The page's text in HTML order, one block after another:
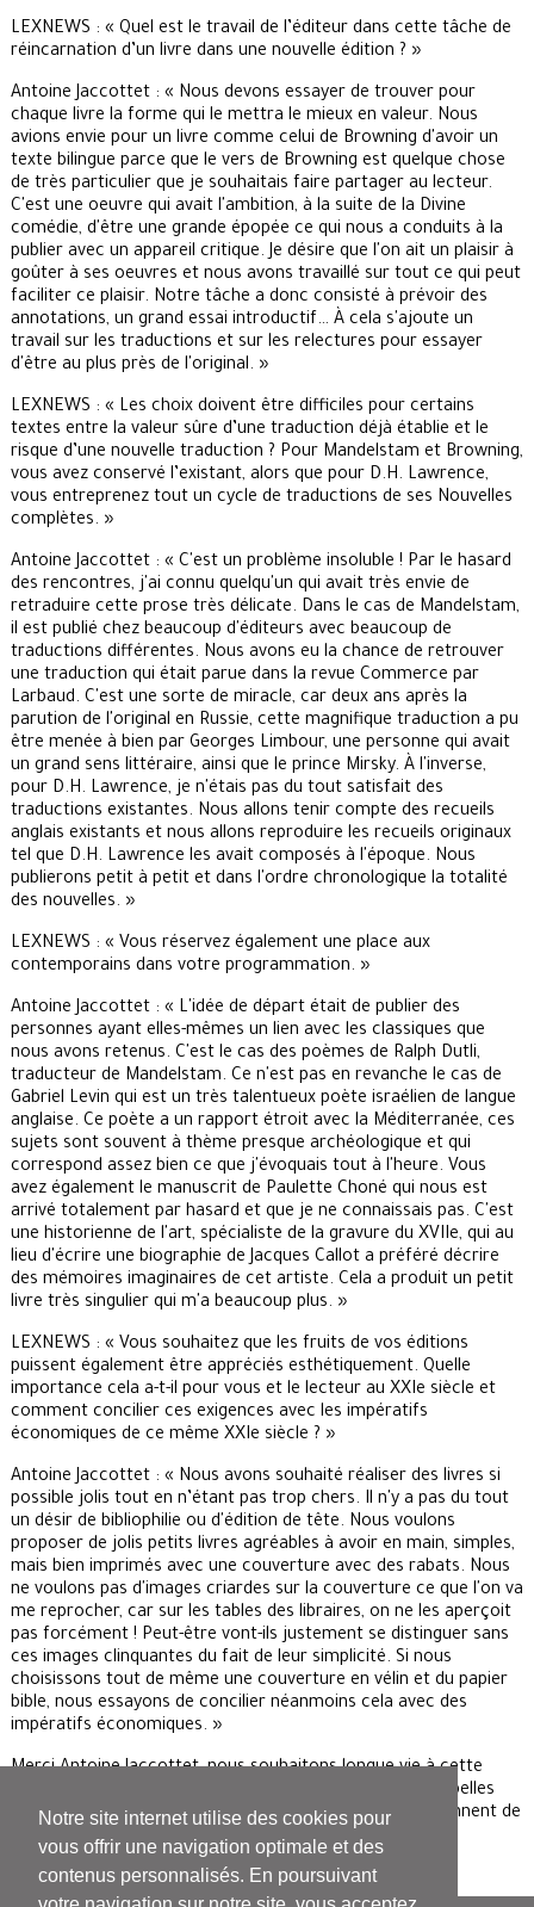
Notre site internet utilise des cookies pour
vous offrir une navigation optimale et des
contenus personnalisés. En poursuivant
LEXNEWS : « Quel est le travail de l’éditeur dans cette tâche de
réincarnation d’un livre dans une nouvelle édition ? »
Antoine Jaccottet : « Nous devons essayer de trouver pour
chaque livre la forme qui le mettra le mieux en valeur. Nous
avions envie pour un livre comme celui de Browning d'avoir un
texte bilingue parce que le vers de Browning est quelque chose
de très particulier que je souhaitais faire partager au lecteur.
C'est une oeuvre qui avait l'ambition, à la suite de la Divine
comédie, d'être une grande épopée ce qui nous a conduits à la
publier avec un appareil critique. Je désire que l'on ait un plaisir à
goûter à ses oeuvres et nous avons travaillé sur tout ce qui peut
faciliter ce plaisir. Notre tâche a donc consisté à prévoir des
annotations, un grand essai introductif… À cela s'ajoute un
travail sur les traductions et sur les relectures pour essayer
d'être au plus près de l'original. »
LEXNEWS : « Les choix doivent être difficiles pour certains
textes entre la valeur sûre d’une traduction déjà établie et le
risque d’une nouvelle traduction ? Pour Mandelstam et Browning,
vous avez conservé l’existant, alors que pour D.H. Lawrence,
vous entreprenez tout un cycle de traductions de ses Nouvelles
complètes. »
Antoine Jaccottet : « C'est un problème insoluble ! Par le hasard
des rencontres, j'ai connu quelqu'un qui avait très envie de
retraduire cette prose très délicate. Dans le cas de Mandelstam,
il est publié chez beaucoup d'éditeurs avec beaucoup de
traductions différentes. Nous avons eu la chance de retrouver
une traduction qui était parue dans la revue Commerce par
Larbaud. C'est une sorte de miracle, car deux ans après la
parution de l'original en Russie, cette magnifique traduction a pu
être menée à bien par Georges Limbour, une personne qui avait
un grand sens littéraire, ainsi que le prince Mirsky. À l'inverse,
pour D.H. Lawrence, je n'étais pas du tout satisfait des
traductions existantes. Nous allons tenir compte des recueils
anglais existants et nous allons reproduire les recueils originaux
tel que D.H. Lawrence les avait composés à l'époque. Nous
publierons petit à petit et dans l'ordre chronologique la totalité
des nouvelles. »
LEXNEWS : « Vous réservez également une place aux
contemporains dans votre programmation. »
Antoine Jaccottet : « L'idée de départ était de publier des
personnes ayant elles-mêmes un lien avec les classiques que
nous avons retenus. C'est le cas des poèmes de Ralph Dutli,
traducteur de Mandelstam. Ce n'est pas en revanche le cas de
Gabriel Levin qui est un très talentueux poète israélien de langue
anglaise. Ce poète a un rapport étroit avec la Méditerranée, ces
sujets sont souvent à thème presque archéologique et qui
correspond assez bien ce que j'évoquais tout à l'heure. Vous
avez également le manuscrit de Paulette Choné qui nous est
arrivé totalement par hasard et que je ne connaissais pas. C'est
une historienne de l'art, spécialiste de la gravure du XVIIe, qui au
lieu d'écrire une biographie de Jacques Callot a préféré décrire
des mémoires imaginaires de cet artiste. Cela a produit un petit
livre très singulier qui m'a beaucoup plus. »
LEXNEWS : « Vous souhaitez que les fruits de vos éditions
puissent également être appréciés esthétiquement. Quelle
importance cela a-t-il pour vous et le lecteur au XXIe siècle et
comment concilier ces exigences avec les impératifs
économiques de ce même XXIe siècle ? »
Antoine Jaccottet : « Nous avons souhaité réaliser des livres si
possible jolis tout en n’étant pas trop chers. Il n'y a pas du tout
un désir de bibliophilie ou d'édition de tête. Nous voulons
proposer de jolis petits livres agréables à avoir en main, simples,
mais bien imprimés avec une couverture avec des rabats. Nous
ne voulons pas d'images criardes sur la couverture ce que l'on va
me reprocher, car sur les tables des libraires, on ne les aperçoit
pas forcément ! Peut-être vont-ils justement se distinguer sans
ces images clinquantes du fait de leur simplicité. Si nous
choisissons tout de même une couverture en vélin et du papier
bible, nous essayons de concilier néanmoins cela avec des
impératifs économiques. »
Merci Antoine Jaccottet, nous souhaitons longue vie à cette
nouvelle maison d'éditions qui promet de nous offrir de belles
pages à l'image de celles des deux premiers livres qui viennent de